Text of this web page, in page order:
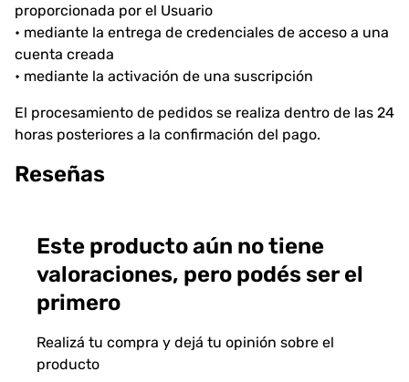
proporcionada por el Usuario
• mediante la entrega de credenciales de acceso a una
cuenta creada
• mediante la activación de una suscripción
El procesamiento de pedidos se realiza dentro de las 24
horas posteriores a la confirmación del pago.
Reseñas
Este producto aún no tiene
valoraciones, pero podés ser el
primero
Realizá tu compra y dejá tu opinión sobre el
producto